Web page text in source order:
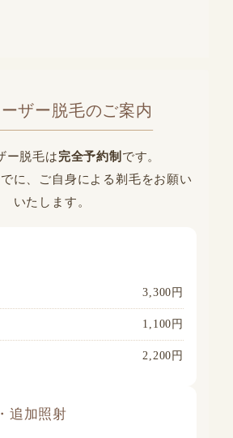
ザー脱毛のご案内
ー脱毛は完全予約制 です。
に、ご自身による剃毛をお願い
いたします。
3,300円
1,100円
2,200円
追加照射